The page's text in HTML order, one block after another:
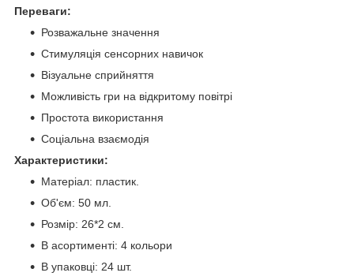
Переваги:
Розважальне значення
Стимуляція сенсорних навичок
Візуальне сприйняття
Можливість гри на відкритому повітрі
Простота використання
Соціальна взаємодія
Характеристики:
Матеріал: пластик.
Об'єм: 50 мл.
Розмір: 26*2 см.
В асортименті: 4 кольори
В упаковці: 24 шт.